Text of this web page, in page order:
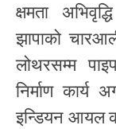
क्षमता
झापाको
लोथरसम्म
निर्माण
इन्डियन आयल